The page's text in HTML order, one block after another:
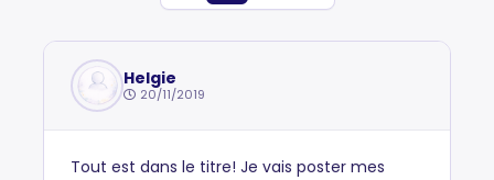
Helgie
20/11/2019
Tout est dans le titre! Je vais poster mes